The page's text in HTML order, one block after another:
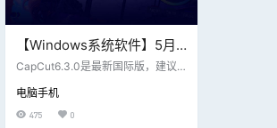
【Windows系统软件】5月
23日最新剪映国际版
理，免费使用素材和滤镜可
更新
CapCut6.3.0是最新国际版，建议
和滤镜都是可以免费使用，且现在
官网有中文了，下载就能用，以后
电脑手机
475 0